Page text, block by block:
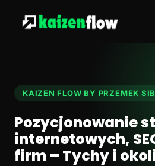
KAIZEN FLOW BY PRZEMEK
Pozycjonowanie
internetowych,
firm – Tychy i